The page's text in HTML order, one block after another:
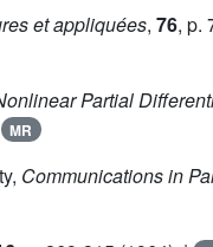
et appliquées, 76, p.
Partial
MR
Communications in